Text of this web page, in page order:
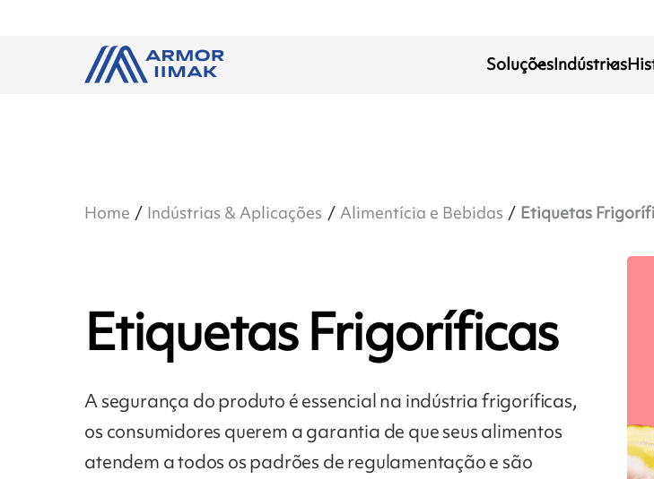
SoluçõesIndústrias
Home Indústrias & Aplicações Alimentícia e Bebidas Etiquetas
Etiquetas Frigoríficas
A segurança do produto é essencial na indústria frigoríficas,
os consumidores querem a garantia de que seus alimentos
atendem a todos os padrões de regulamentação e são